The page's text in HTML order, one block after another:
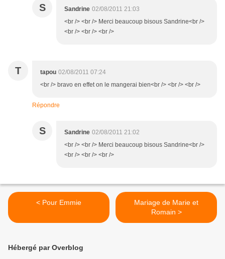
S Sandrine 02/08/2011 21:03
<br /> <br /> Merci beaucoup bisous Sandrine<br />
<br /> <br /> <br />
T tapou 02/08/2011 07:24
<br /> bravo en effet on le mangerai bien<br /> <br /> <br />
Répondre
S Sandrine 02/08/2011 21:02
<br /> <br /> Merci beaucoup bisous Sandrine<br />
<br /> <br /> <br />
< Pour Emmie
Mariage de Marie et
Romain >
Hébergé par Overblog